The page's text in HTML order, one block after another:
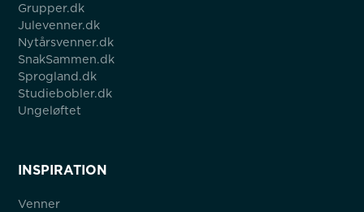
Grupper.dk
Julevenner.dk
Nytårsvenner.dk
SnakSammen.dk
Sprogland.dk
Studiebobler.dk
Ungeløftet
INSPIRATION
Venner